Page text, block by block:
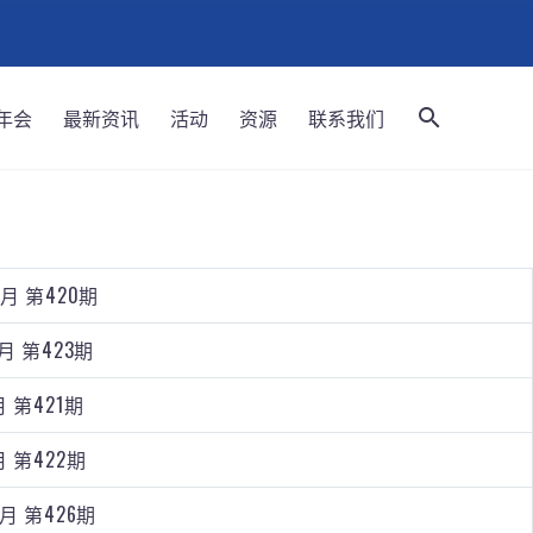
会 最新资讯 活动 资源 联系我们
第420期
第423期
第421期
第422期
第426期